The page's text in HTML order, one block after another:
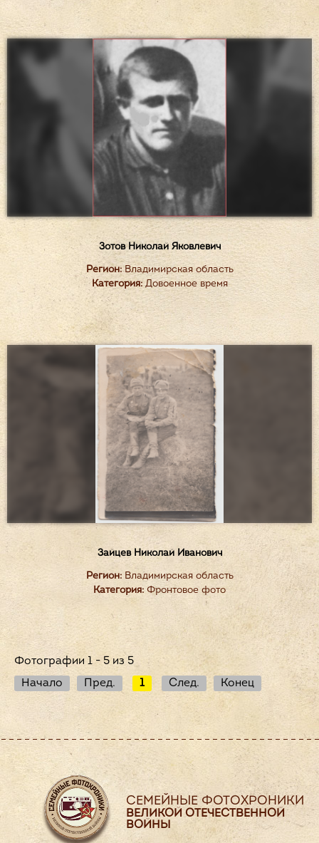
Зотов Николай Яковлевич
Регион:Владимирская область
Категория:Довоенное время
Зайцев Николай Иванович
Регион:Владимирская область
Категория: Фронтовое фото
Фотографии 1 - 5 из 5
Начало
Пред. 1 След. Конец
СЕМЕЙНЫЕ ФОТОХРОНИКИ
ВЕЛИКОЙ ОТЕЧЕСТВЕННОЙ
ВОЙНЫ